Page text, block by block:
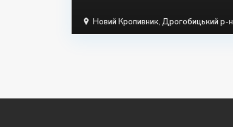
Новий Кропивник, Дрогобицький р-н